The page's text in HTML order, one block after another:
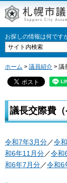
お探しの情報は何です
ホーム > 議員紹介 > 議
議長交際費（
令和7年3月分／令
和6年11月分／令和
和6年7月分／令和6